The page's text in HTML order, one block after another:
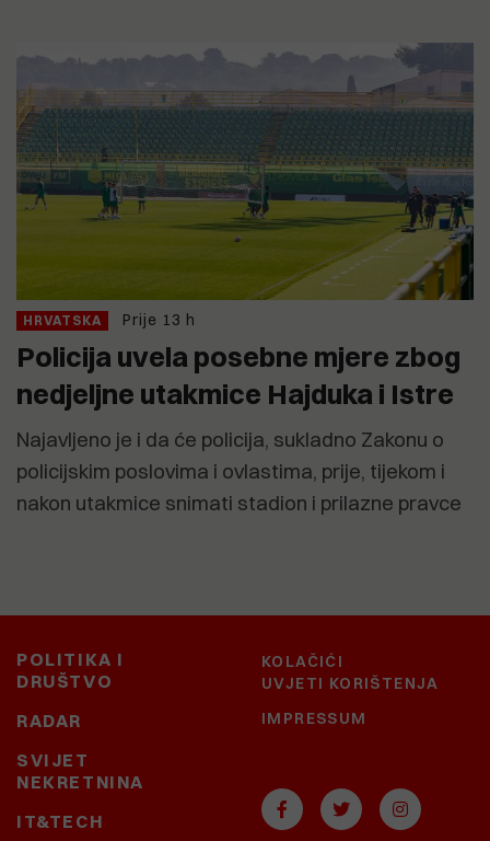
HRVATSKA Prije 13 h
Policija uvela posebne mjere zbog
nedjeljne utakmice Hajduka i Istre
Najavljeno je i da će policija, sukladno Zakonu o
policijskim poslovima i ovlastima, prije, tijekom i
nakon utakmice snimati stadion i prilazne pravce
POLITIKA I
DRUŠTVO
RADAR
SVIJET
NEKRETNINA
IT&TECH
KOLAČIĆI
UVJETI KORIŠTENJA
IMPRESSUM